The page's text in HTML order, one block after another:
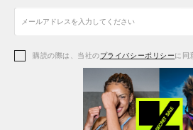
アクセサリー
アクセサリー
シューズ
アクセサリー
シューズ
購読の際は、当社のプライバシーポリシーに同